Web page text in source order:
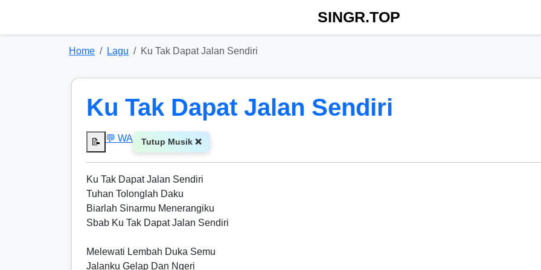
SINGR.TOP
Home Lagu Ku Tak Dapat Jalan Sendiri
Ku Tak Dapat Jalan Sendiri
📝 💬 WA Tutup Musik ❌
Ku Tak Dapat Jalan Sendiri
Tuhan Tolonglah Daku
Biarlah Sinarmu Menerangiku
Sbab Ku Tak Dapat Jalan Sendiri
Melewati Lembah Duka Semu
Jalanku Gelap Dan Ngeri